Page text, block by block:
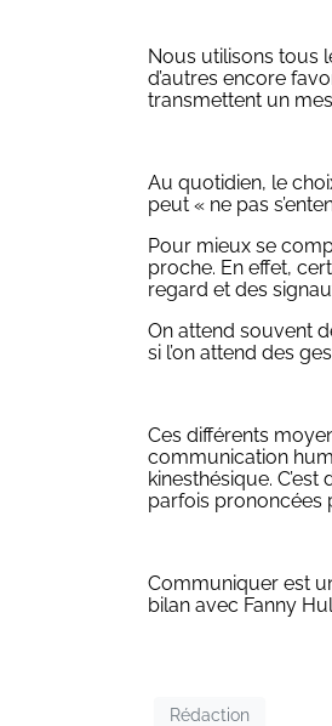
Nous utilisons tous
d’autres encore
transmettent un
Au quotidien, le
peut « ne pas
Pour mieux se
proche. En effet,
regard et des
On attend souvent
si l’on attend des
Ces différents
communication
kinesthésique.
parfois prononcées
Communiquer est
bilan avec Fanny
Rédaction